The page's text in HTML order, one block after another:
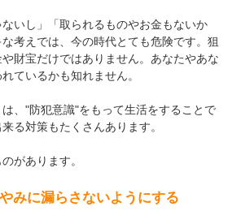
ないし」「取られるものやお金もないか
考えでは、今の時代とても危険です。狙
財宝だけではありません。あなたやあな
ているかも知れません。
、"防犯意識"をもって生活をすることで
る対策もたくさんあります。
があります。
みに漏らさないようにする